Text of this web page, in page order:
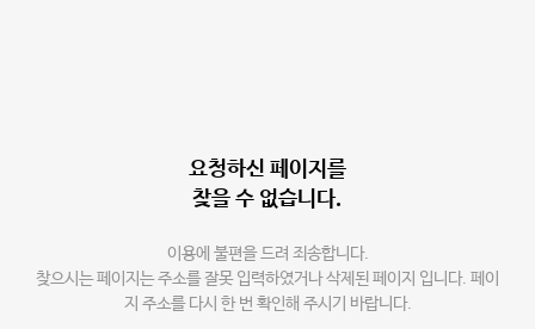
요청하신 페이지를
찾을 수 없습니다.
이용에 불편을 드려 죄송합니다.
찾으시는 페이지는 주소를 잘못 입력하였거나 삭제된 페이지 입니다. 페이
지 주소를 다시 한 번 확인해 주시기 바랍니다.